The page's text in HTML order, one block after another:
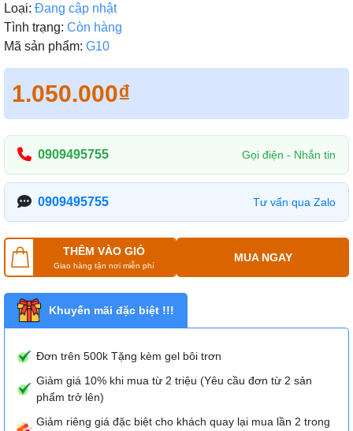
Loại: Đang cập nhật
Tình trạng: Còn hàng
Mã sản phẩm: G10
1.050.000₫
0909495755 Gọi điện - Nhắn tin
0909495755 Tư vấn qua Zalo
THÊM VÀO GIỎ
Giao hàng tận nơi miễn phí
MUA NGAY
Khuyến mãi đặc biệt !!!
Đơn trên 500k Tặng kèm gel bôi trơn
Giảm giá 10% khi mua từ 2 triệu (Yêu cầu đơn từ 2 sản
phẩm trở lên)
Giảm riêng giá đặc biệt cho khách quay lại mua lần 2 trong